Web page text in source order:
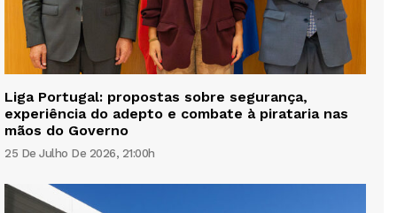
Liga Portugal: propostas sobre segurança,
experiência do adepto e combate à pirataria nas
mãos do Governo
25 De Julho De 2026, 21:00h